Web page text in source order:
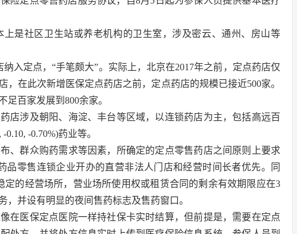
是社区卫生站或养老机构的卫生室，涉及密云、通州、房山等
入定点，“手笔颇大”。实际上，北京在2017年之前，定点药店仅
在此次新增医保定点药店之前，定点药店的规模已接近500家。
百家发展到800余家。
店涉及朝阳、海淀、丰台等区域，以连锁药店为主，包括高远百
-0.70%)药业等。
、群众购药需求等因素，所确定的定点零售药店之间原则上要求
品零售连锁企业开办的直营非法人门店和经营时间长者优先。同
定的经营场所，营业场所使用权或租赁合同的剩余有效期限应在3
并设有明显的夜间售药标志及售药窗口。
在医保定点医院一样持社保卡实时结算，但前提是，需要在定点